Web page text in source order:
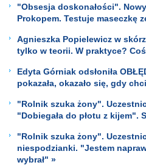
"Obsesja doskonałości".
Prokopem. Testuje maseczkę
Agnieszka Popielewicz w
tylko w teorii. W praktyce?
Edyta Górniak odsłoniła
pokazała, okazało się, gdy
"Rolnik szuka żony".
"Dobiegała do płotu z kijem".
"Rolnik szuka żony".
niespodzianki. "Jestem
wybrał" »